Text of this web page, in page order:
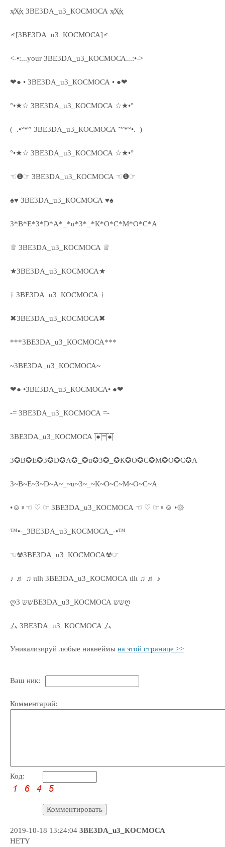
ҳ̸Ҳ̸ҳ 3ВЕ3DА_u3_КОСМОСА ҳ̸Ҳ̸ҳ
♂[3ВЕ3DА_u3_КОСМОСА]♂
<-•:...your 3ВЕ3DА_u3_КОСМОСА...:•->
❤● • 3ВЕ3DА_u3_КОСМОСА • ●❤
°•★☆ 3ВЕ3DА_u3_КОСМОСА ☆★•°
(¯.•°*” 3ВЕ3DА_u3_КОСМОСА ˜”*°•.¯)
°•★☆ 3ВЕ3DА_u3_КОСМОСА ☆★•°
☜❶☞ 3ВЕ3DА_u3_КОСМОСА ☜❶☞
♠♥ 3ВЕ3DА_u3_КОСМОСА ♥♠
3*В*Е*3*D*А*_*u*3*_*К*О*С*М*О*С*А
♕ 3ВЕ3DА_u3_КОСМОСА ♕
★3ВЕ3DА_u3_КОСМОСА★
† 3ВЕ3DА_u3_КОСМОСА †
✖3ВЕ3DА_u3_КОСМОСА✖
***3ВЕ3DА_u3_КОСМОСА***
~3ВЕ3DА_u3_КОСМОСА~
❤● •3ВЕ3DА_u3_КОСМОСА• ●❤
-= 3ВЕ3DА_u3_КОСМОСА =-
3ВЕ3DА_u3_КОСМОСА |̅̅●̅̅|̅̅=̅̅|̅●̅̅|
3✪В✪Е✪3✪D✪А✪_✪u✪3✪_✪К✪О✪С✪М✪О✪С✪А
3~В~Е~3~D~А~_~u~3~_~К~О~С~М~О~С~А
•☺♀☜ ♡ ☞ 3ВЕ3DА_u3_КОСМОСА ☜ ♡ ☞♀☺ •۞
™•-_3ВЕ3DА_u3_КОСМОСА_-•™
☜☢3ВЕ3DА_u3_КОСМОСА☢☞
♪ ♬ ♫ ιιllι 3ВЕ3DА_u3_КОСМОСА ιllι ♫ ♬ ♪
ღשש 3ВЕ3DА_u3_КОСМОСА ששღ
ム 3ВЕ3DА_u3_КОСМОСА ム
Уникализируй любые никнеймы на этой странице >>
Ваш ник:
Комментарий:
Код:
2019-10-18 13:24:04 3ВЕ3DА_u3_КОСМОСА
HETY